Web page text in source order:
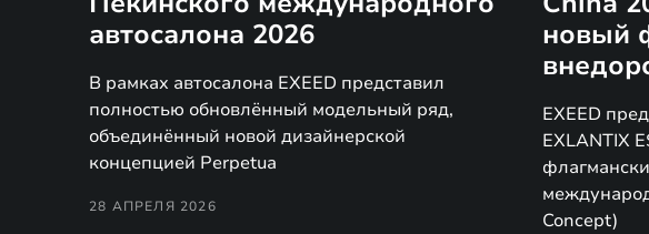
автосалона 2026
В рамках автосалона EXEED представил
полностью обновлённый модельный ряд,
объединённый новой дизайнерской
концепцией Perpetua
28 АПРЕЛЯ 2026
новый
EXEED
EXLANTIX
Concept)